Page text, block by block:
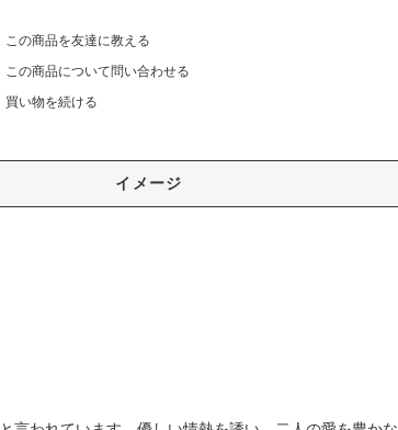
この商品を友達に教える
この商品について問い合わせる
買い物を続ける
イメージ